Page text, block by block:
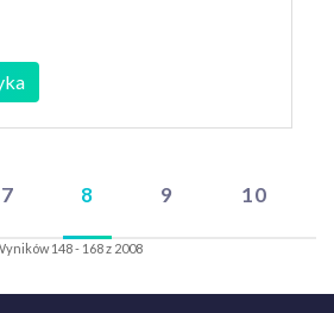
7 8 9 10
148 - 168 z 2008